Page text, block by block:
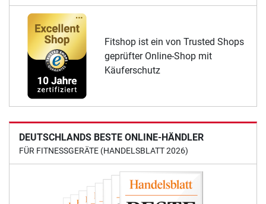
Fitshop ist ein von Trusted Shops
geprüfter Online-Shop mit
Käuferschutz
DEUTSCHLANDS BESTE ONLINE-HÄNDLER
FÜR FITNESSGERÄTE (HANDELSBLATT 2026)